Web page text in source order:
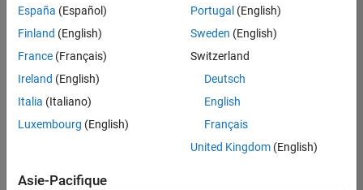
Vous
pouvez
élargir
votre
recherche
ou
afficher
l’ensemble
d'emploi.
España (Español)
Finland (English)
France (Français)
Ireland (English)
Italia (Italiano)
Luxembourg (English)
Portugal (English)
Sweden (English)
Switzerland
Deutsch
English
Français
United Kingdom(English)
Asie-Pacifique